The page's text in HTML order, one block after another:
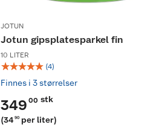
JOTUN
Jotun gipsplatesparkel fin
10 LITER
☆☆☆☆☆ (4)
Finnes i 3 størrelser
349 00 stk
(34 90 per liter)